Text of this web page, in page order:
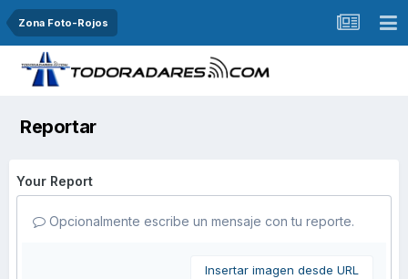
Zona Foto-Rojos
Reportar
Your Report
Opcionalmente escribe un mensaje con tu reporte.
Insertar imagen desde URL